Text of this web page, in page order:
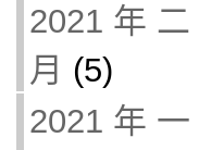
2021 年 二
月 (5)
2021 年 一